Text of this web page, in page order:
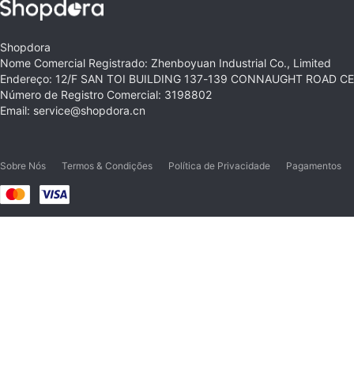
Shopdora
Nome Comercial Registrado: Zhenboyuan Industrial Co., Limited
Endereço: 12/F SAN TOI BUILDING 137-139 CONNAUGHT ROAD
Número de Registro Comercial: 3198802
Email: service@shopdora.cn
Sobre Nós Termos & Condições Política de Privacidade Pagamentos